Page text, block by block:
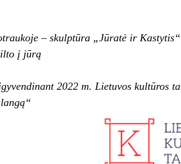
– skulptūra „Jūratė ir
į jūrą
2022 m. Lietuvos kultūros